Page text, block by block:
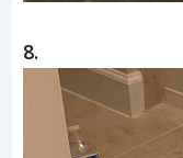
8.